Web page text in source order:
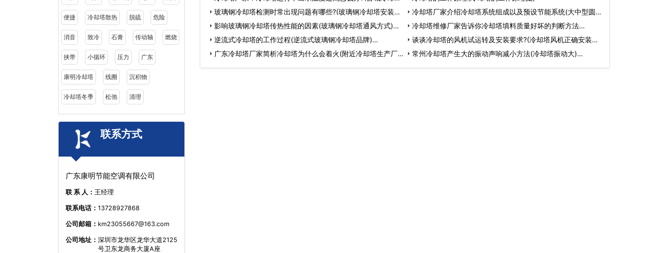
便捷 冷却塔散热 脱硫 危险
消音 致冷 石膏 传动轴 燃烧
挟带 小循环 压力 广东
康明冷却塔 线圈 沉积物
冷却塔冬季 松弛 清理
联系方式
广东康明节能空调有限公司
联 系 人： 王经理
联系电话： 13728927868
公司邮箱： km23055667@163.com
公司地址： 深圳市龙华区龙华大道2125
号卫东龙商务大厦A座
维…玻璃钢冷却塔检测时常出现问题有哪些?(玻璃钢冷却塔安装
后…
冷却塔厂家介绍冷却塔系统组成以及预设节能系统(大中型圆
形…
影响玻璃钢冷却塔传热性能的因素(玻璃钢冷却塔通风方式)…
冷却塔维修厂家告诉你冷却塔填料质量好坏的判断方法…
逆流式冷却塔的工作过程(逆流式玻璃钢冷却塔品牌)…
谈谈冷却塔的风机试运转及安装要求?(冷却塔风机正确安装
方…
广东冷却塔厂家简析冷却塔为什么会着火(附近冷却塔生产厂
家…
常州冷却塔产生大的振动声响减小方法(冷却塔振动大)…